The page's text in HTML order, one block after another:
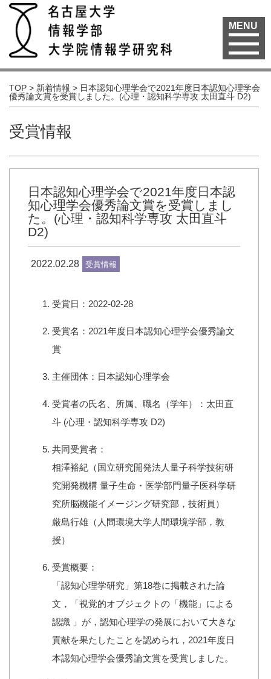
MENU
TOP > 新着情報 > 日本認知心理学会で2021年度日本認知心理学会
優秀論文賞を受賞しました。(心理・認知科学専攻 太田直斗 D2)
受賞情報
日本認知心理学会で2021年度日本認
知心理学会優秀論文賞を受賞しまし
た。(心理・認知科学専攻 太田直斗
D2)
2022.02.28 受賞情報
受賞日：2022-02-28
受賞名：2021年度日本認知心理学会優秀論文
賞
主催団体：日本認知心理学会
受賞者の氏名、所属、職名（学年）：太田直
斗 (心理・認知科学専攻 D2)
共同受賞者：
相澤裕紀（国立研究開発法人量子科学技術研
究開発機構 量子生命・医学部門量子医科学研
究所脳機能イメージング研究部，技術員）
厳島行雄（人間環境大学人間環境学部，教
授）
受賞概要：
「認知心理学研究」第18巻に掲載された論
文，「視覚的オブジェクトの「機能」による
認識 」が，認知心理学の発展において大きな
貢献を果たしたことを認められ，2021年度日
本認知心理学会優秀論文賞を受賞しました。